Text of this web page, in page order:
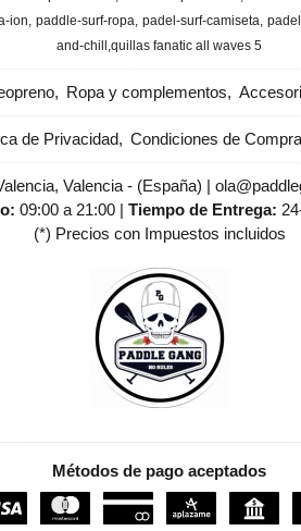
ion paddle-surf-ropa padel-surf-camiseta
and-chill
​quillas fanatic all waves 5
Ropa y complementos
de Privacidad Condiciones de Compra
Valencia - (España) |
09:00 a 21:00 |Tiempo de Entrega:
(*) Precios con Impuestos incluidos
Métodos de pago aceptados